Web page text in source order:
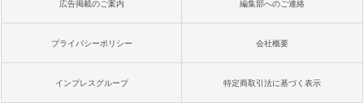
広告掲載のご案内 編集部へのご連絡
プライバシーポリシー 会社概要
インプレスグループ 特定商取引法に基づく表示